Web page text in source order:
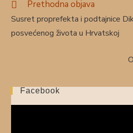
Prethodna objava
Susret proprefekta i podtajnice
posvećenog života u Hrvatskoj
Facebook